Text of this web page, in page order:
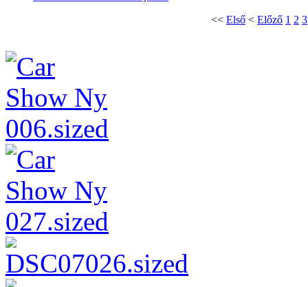
<< Első < Előző 1 2 3